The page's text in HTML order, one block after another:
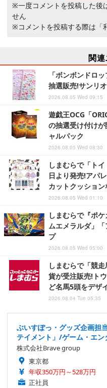
※一度コメントを投稿した後
せん
※コメントを投稿する際は
関連
「ボンボンドロ
抽選販売!サンリ
2026.08.05 Wed 09:15
遊戯王OCG「
の抽選受け付け
ャルパック
2026.08.05 Wed 08:30
しまむらで「ト
日より発売!アパ
カットクッショ
2026.08.05 Wed 01:10
しまむらで『ポ
ムエメラルダ」
プ
2026.08.05 Wed 05:00
しまむらで「競
貨が受注販売!ト
ど名馬5頭をデザ
2026.08.04 Tue 05:35
ぶいすぽっ・グッズ企画担
テイメント」/ゲーム・エン
株式会社Brave group
東京都
年収350万円～528万円
正社員